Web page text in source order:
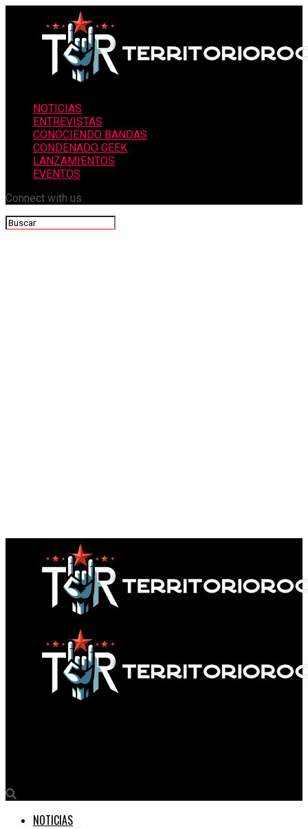
NOTICIAS
ENTREVISTAS
CONOCIENDO BANDAS
CONDENADO GEEK
LANZAMIENTOS
EVENTOS
Connect with us
NOTICIAS